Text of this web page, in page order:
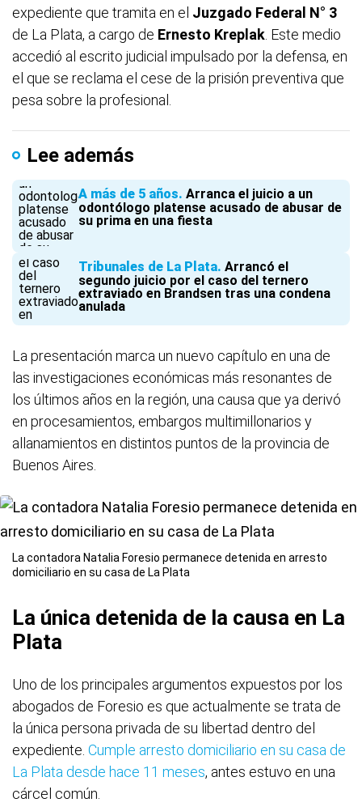
expediente que tramita en el Juzgado Federal N° 3
de La Plata, a cargo de Ernesto Kreplak . Este medio
accedió al escrito judicial impulsado por la defensa, en
el que se reclama el cese de la prisión preventiva que
pesa sobre la profesional.
Lee además
A más de 5 años Arranca el juicio a un
odontólogo platense acusado de abusar de
su prima en una fiesta
Tribunales de La Plata Arrancó el
segundo juicio por el caso del ternero
extraviado en Brandsen tras una condena
anulada
La presentación marca un nuevo capítulo en una de
las investigaciones económicas más resonantes de
los últimos años en la región, una causa que ya derivó
en procesamientos, embargos multimillonarios y
allanamientos en distintos puntos de la provincia de
Buenos Aires.
La contadora Natalia Foresio permanece detenida en arresto
domiciliario en su casa de La Plata
La única detenida de la causa en La
Plata
Uno de los principales argumentos expuestos por los
abogados de Foresio es que actualmente se trata de
la única persona privada de su libertad dentro del
expediente. Cumple arresto domiciliario en su casa de
La Plata desde hace 11 meses, antes estuvo en una
cárcel común.